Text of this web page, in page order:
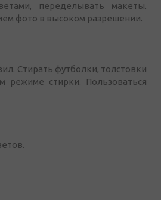
переделывать макеты.
фото в высоком разрешении.
Стирать футболки, толстовки
стирки. Пользоваться